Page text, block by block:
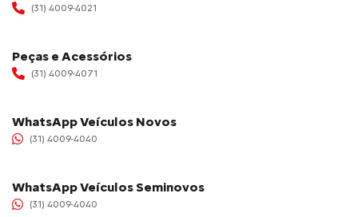
(31) 4009-4021
Peças e Acessórios
(31) 4009-4071
WhatsApp Veículos Novos
(31) 4009-4040
WhatsApp Veículos Seminovos
(31) 4009-4040